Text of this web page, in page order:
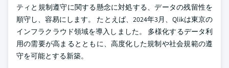
ティと規制遵守に関する懸念に対処する、データの残留性を
順守し、容易にします。 たとえば、2024年3月、Qlikは東京の
インフラクラウド領域を導入しました。 多様化するデータ利
用の需要が高まるとともに、高度化した規制や社会規範の遵
守を可能とする新築。